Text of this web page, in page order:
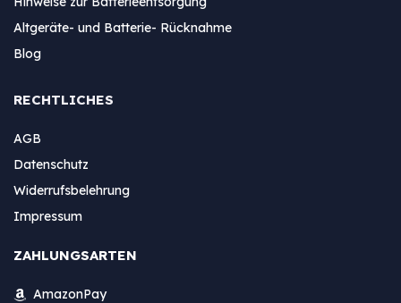
Altgeräte- und Batterie- Rücknahme
Blog
RECHTLICHES
AGB
Datenschutz
Widerrufsbelehrung
Impressum
ZAHLUNGSARTEN
AmazonPay